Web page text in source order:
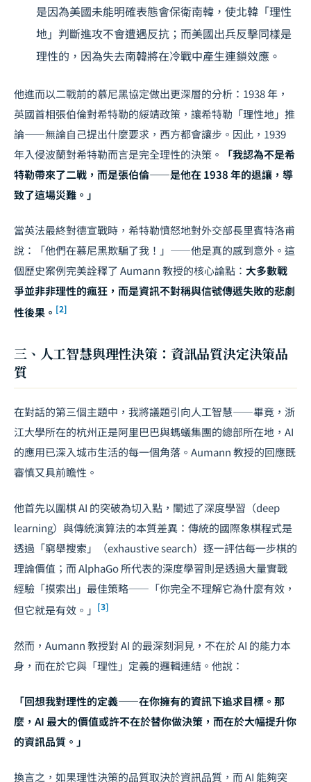
是因為美國未能明確表態會保衛南韓，使北韓「理性
地」判斷進攻不會遭遇反抗；而美國出兵反擊同樣是
理性的，因為失去南韓將在冷戰中產生連鎖效應。
他進而以二戰前的慕尼黑協定做出更深層的分析：1938 年，
英國首相張伯倫對希特勒的綏靖政策，讓希特勒「理性地」推
論——無論自己提出什麼要求，西方都會讓步。因此，1939
年入侵波蘭對希特勒而言是完全理性的決策。
「我認為不是希
特勒帶來了二戰，而是張伯倫——是他在 1938 年的退讓，導
致了這場災難。」
當英法最終對德宣戰時，希特勒憤怒地對外交部長里賓特洛甫
說：「他們在慕尼黑欺騙了我！」——他是真的感到意外。這
個歷史案例完美詮釋了 Aumann 教授的核心論點： 大多數戰
爭並非非理性的瘋狂，而是資訊不對稱與信號傳遞失敗的悲劇
性後果。 [2]
三、人工智慧與理性決策：資訊品質決定決策品
質
在對話的第三個主題中，我將議題引向人工智慧——畢竟，浙
江大學所在的杭州正是阿里巴巴與螞蟻集團的總部所在地，AI
的應用已深入城市生活的每一個角落。Aumann 教授的回應既
審慎又具前瞻性。
他首先以圍棋 AI 的突破為切入點，闡述了深度學習（deep
learning）與傳統演算法的本質差異：傳統的國際象棋程式是
透過「窮舉搜索」（exhaustive search）逐一評估每一步棋的
理論價值；而 AlphaGo 所代表的深度學習則是透過大量實戰
經驗「摸索出」最佳策略——「你完全不理解它為什麼有效，
但它就是有效。」 [3]
然而，Aumann 教授對 AI 的最深刻洞見，不在於 AI 的能力本
身，而在於它與「理性」定義的邏輯連結。他說：
「回想我對理性的定義——在你擁有的資訊下追求目標。那
麼，AI 最大的價值或許不在於替你做決策，而在於大幅提升你
的資訊品質。」
換言之，如果理性決策的品質取決於資訊品質，而 AI 能夠突